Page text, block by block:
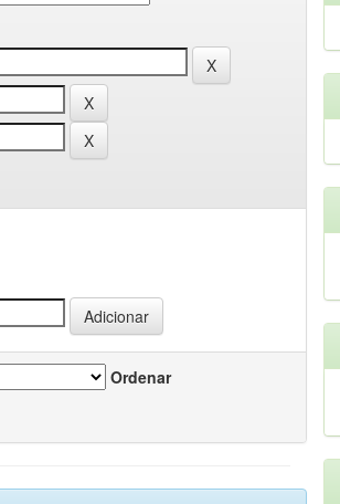
Ordenar